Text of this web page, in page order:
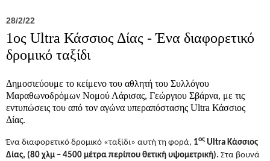
28/2/22
1ος Ultra Κάσσιος Δίας - Ένα διαφορετικό
δρομικό ταξίδι
Δημοσιεύουμε το κείμενο του αθλητή του Συλλόγου
Μαραθωνοδρόμων Νομού Λάρισας, Γεώργιου Σβάρνα, με τις
εντυπώσεις του από τον αγώνα υπεραπόστασης Ultra Κάσσιος
Δίας.
Ένα διαφορετικό δρομικό «ταξίδι» αυτή τη φορά, 1ος Ultra Κάσσιος
Δίας, (80 χλμ – 4500 μέτρα περίπου θετική υψομετρική). Στα βουνά